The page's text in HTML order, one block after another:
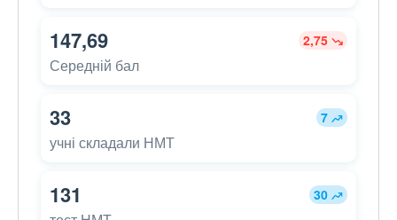
147,69 2,75
Середній бал
33 7
учні складали НМТ
131 30